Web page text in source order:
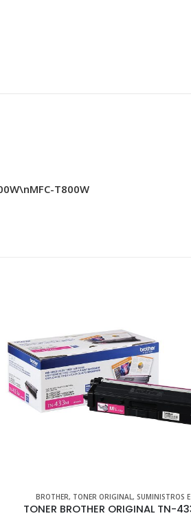
T800W
BROTHER,ESCÁNERS
Brother ADS1700W